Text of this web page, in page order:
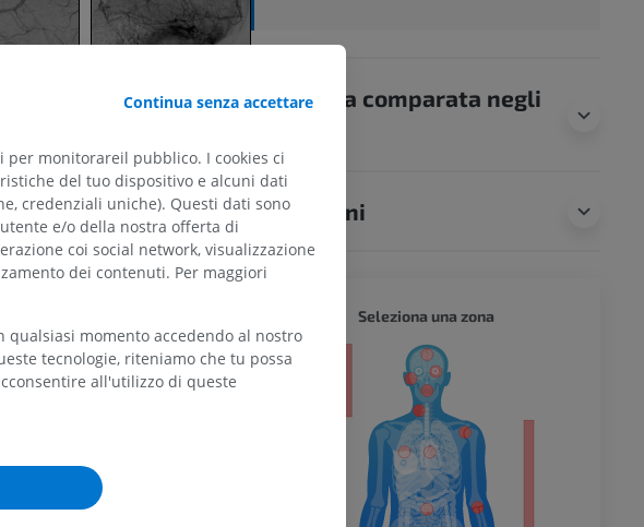
Anatomia comparata negli
Traduzioni
Arto inferiore
Illustrazioni
Radiografia dell’arto
inferiore
Radiografie
Seleziona una zona
Continua senza accettare
per monitorareil pubblico. I cookies ci
del tuo dispositivo e alcuni dati
credenziali uniche). Questi dati sono
e/o della nostra offerta di
coi social network, visualizzazione
dei contenuti. Per maggiori
qualsiasi momento accedendo al nostro
tecnologie, riteniamo che tu possa
all'utilizzo di queste